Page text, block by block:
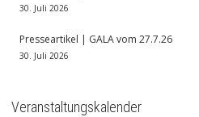
30. Juli 2026
Presseartikel | GALA vom 27.7.26
30. Juli 2026
Veranstaltungskalender